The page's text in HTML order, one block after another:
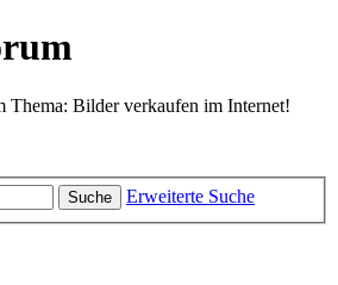
Thema: Bilder verkaufen im Internet!
Suche Erweiterte Suche